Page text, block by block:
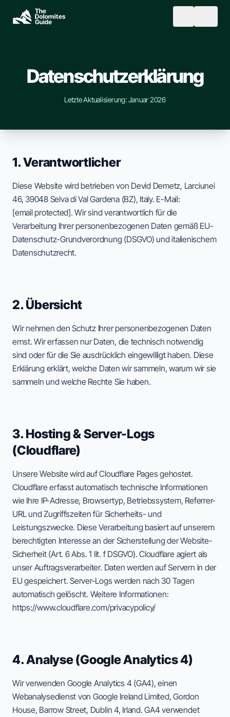
Skip to main content
SEARCH
Datenschutzerklärung
Letzte Aktualisierung: Januar 2026
1. Verantwortlicher
Diese Website wird betrieben von Devid Demetz, Larciunei
46, 39048 Selva di Val Gardena (BZ), Italy. E-Mail:
[email protected]. Wir sind verantwortlich für die
Verarbeitung Ihrer personenbezogenen Daten gemäß EU-
Datenschutz-Grundverordnung (DSGVO) und italienischem
Datenschutzrecht.
2. Übersicht
Wir nehmen den Schutz Ihrer personenbezogenen Daten
ernst. Wir erfassen nur Daten, die technisch notwendig
sind oder für die Sie ausdrücklich eingewilligt haben. Diese
Erklärung erklärt, welche Daten wir sammeln, warum wir sie
sammeln und welche Rechte Sie haben.
3. Hosting & Server-Logs
(Cloudflare)
Unsere Website wird auf Cloudflare Pages gehostet.
Cloudflare erfasst automatisch technische Informationen
wie Ihre IP-Adresse, Browsertyp, Betriebssystem, Referrer-
URL und Zugriffszeiten für Sicherheits- und
Leistungszwecke. Diese Verarbeitung basiert auf unserem
berechtigten Interesse an der Sicherstellung der Website-
Sicherheit (Art. 6 Abs. 1 lit. f DSGVO). Cloudflare agiert als
unser Auftragsverarbeiter. Daten werden auf Servern in der
EU gespeichert. Server-Logs werden nach 30 Tagen
automatisch gelöscht. Weitere Informationen:
https://www.cloudflare.com/privacypolicy/
4. Analyse (Google Analytics 4)
Wir verwenden Google Analytics 4 (GA4), einen
Webanalysedienst von Google Ireland Limited, Gordon
House, Barrow Street, Dublin 4, Irland. GA4 verwendet